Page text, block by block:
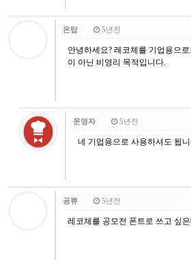
온탑 5년전
안녕하세요? 레코체를 기업용으
이 아닌 비영리 목적입니다.
운영자 5년전
네 기업용으로 사용하셔도 됩
공쀼 5년전
레코체를 공모전 폰트로 쓰고 싶